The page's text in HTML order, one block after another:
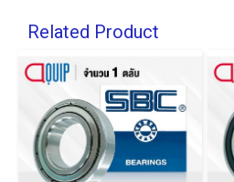
Related Product